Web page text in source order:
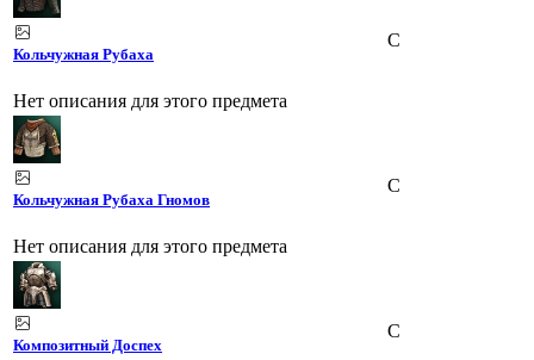
Кольчужная Рубаха
Нет описания для этого предмета
C
Кольчужная Рубаха Гномов
Нет описания для этого предмета
C
Композитный Доспех
C